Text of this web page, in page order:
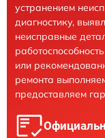
устранением
диагностику,
неисправные
или
ремонта
предоставляем